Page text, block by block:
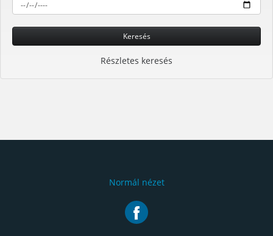
Keresés
Részletes keresés
Normál nézet